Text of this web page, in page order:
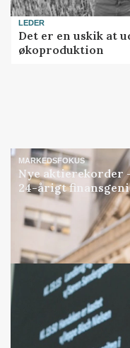
LEDER
Det er en uskik at
økoproduktion
MARKEDSFOKUS
Nye aktierekorder
24-årigt finansgeni